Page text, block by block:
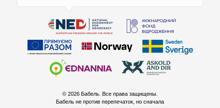
© 2026 Бабель. Все права защищены.
Бабель не против перепечаток, но сначала